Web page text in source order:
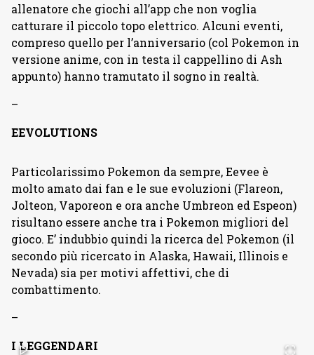
allenatore che giochi all’app che non voglia
catturare il piccolo topo elettrico. Alcuni eventi,
compreso quello per l’anniversario (col Pokemon in
versione anime, con in testa il cappellino di Ash
appunto) hanno tramutato il sogno in realtà.
–
EEVOLUTIONS
Particolarissimo Pokemon da sempre, Eevee è
molto amato dai fan e le sue evoluzioni (Flareon,
Jolteon, Vaporeon e ora anche Umbreon ed Espeon)
risultano essere anche tra i Pokemon migliori del
gioco. E’ indubbio quindi la ricerca del Pokemon (il
secondo più ricercato in Alaska, Hawaii, Illinois e
Nevada) sia per motivi affettivi, che di
combattimento.
–
I LEGGENDARI